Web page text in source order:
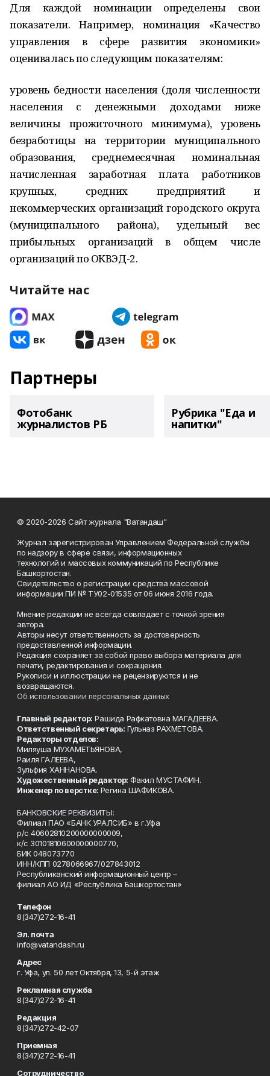
Для каждой номинации определены свои
показатели. Например, номинация «Качество
управления в сфере развития экономики»
оценивалась по следующим показателям:
уровень бедности населения (доля численности
населения с денежными доходами ниже
величины прожиточного минимума), уровень
безработицы на территории муниципального
образования, среднемесячная номинальная
начисленная заработная плата работников
крупных, средних предприятий и
некоммерческих организаций городского округа
(муниципального района), удельный вес
прибыльных организаций в общем числе
организаций по ОКВЭД-2.
Читайте нас
Партнеры
Фотобанк
журналистов РБ
Рубрика "Еда и
напитки"
© 2020-2026 Сайт журнала "Ватандаш"
Журнал зарегистрирован Управлением Федеральной службы
по надзору в сфере связи, информационных
технологий и массовых коммуникаций по Республике
Башкортостан.
Свидетельство о регистрации средства массовой
информации ПИ № ТУ02-01535 от 06 июня 2016 года.
Мнение редакции не всегда совпадает с точкой зрения
автора.
Авторы несут ответственность за достоверность
предоставленной информации.
Редакция сохраняет за собой право выбора материала для
печати, редактирования и сокращения.
Рукописи и иллюстрации не рецензируются и не
возвращаются.
Об использовании персональных данных
Главный редактор: Рашида Рафкатовна МАГАДЕЕВА.
Ответственный секретарь: Гульназ РАХМЕТОВА.
Редакторы отделов:
Миляуша МУХАМЕТЬЯНОВА,
Раиля ГАЛЕЕВА,
Зульфия ХАННАНОВА.
Художественный редактор: Факил МУСТАФИН.
Инженер по верстке: Регина ШАФИКОВА.
БАНКОВСКИЕ РЕКВИЗИТЫ:
Филиал ПАО «БАНК УРАЛСИБ» в г.Уфа
р/с 40602810200000000009,
к/с 30101810600000000770,
БИК 048073770
ИНН/КПП 0278066967/027843012
Республиканский информационный центр –
филиал АО ИД «Республика Башкортостан»
Телефон
8(347)272-16-41
Эл. почта
info@vatandash.ru
Адрес
г. Уфа, ул. 50 лет Октября, 13, 5-й этаж
Рекламная служба
8(347)272-16-41
Редакция
8(347)272-42-07
Приемная
8(347)272-16-41
Сотрудничество